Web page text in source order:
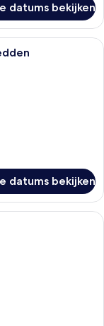
datums bekijken
hotelkamer met een
datums bekijken
hotelkamer met een